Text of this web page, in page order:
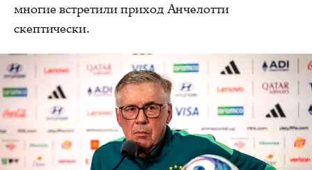
многие встретили приход Анчелотти
скептически.